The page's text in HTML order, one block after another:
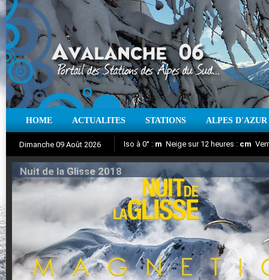
HOME ACTUALITES STATIONS ALPES D'AZUR
Dimanche 09 Août 2026
Aujourd'hui : T° Min : °C T° Max :°C
Iso à 0° : m Neige sur 12 heures : cm
Suivez en direct l'actualité des stations
Nuit de la Glisse 2018